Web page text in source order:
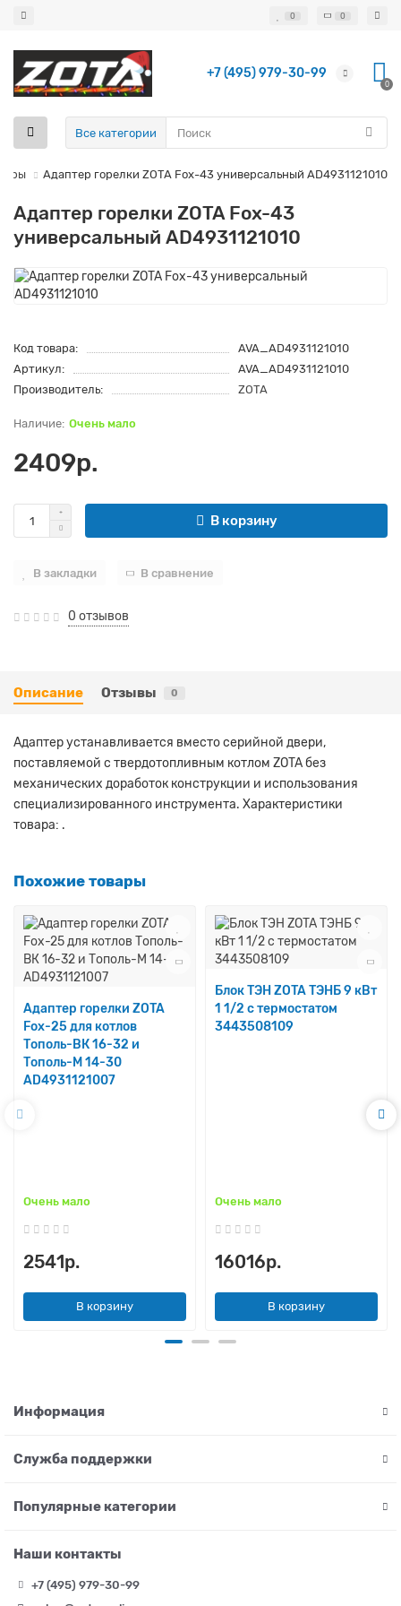
0 0
+7 (495) 979-30-99
0
Все категории
Адаптер горелки ZOTA Fox-43 универсальный AD4931121010
Адаптер горелки ZOTA Fox-43
универсальный AD4931121010
Код товара:
AVA_AD4931121010
Артикул:
AVA_AD4931121010
Производитель:
ZOTA
Очень мало
2409р.
В корзину
В закладки В сравнение
0 отзывов
Описание Отзывы 0
Адаптер устанавливается вместо серийной двери,
поставляемой с твердотопливным котлом ZOTA без
механических доработок конструкции и использования
специализированного инструмента. Характеристики
товара: .
Похожие товары
Адаптер горелки ZOTA
Fox-25 для котлов
Тополь-ВК 16-32 и
Тополь-М 14-30
AD4931121007
Очень мало
2541р.
В корзину
Блок ТЭН ZOTA ТЭНБ 9 кВт
1 1/2 с термостатом
3443508109
Очень мало
16016р.
В корзину
Информация
Служба поддержки
Популярные категории
Наши контакты
+7 (495) 979-30-99